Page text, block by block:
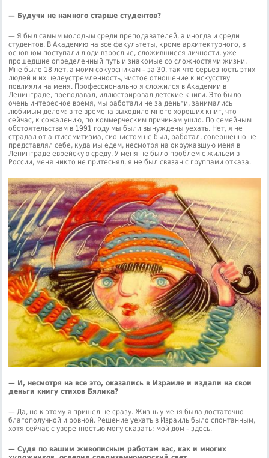
— Будучи не намного старше студентов?
— Я был самым молодым среди преподавателей, а иногда и среди
студентов. В Академию на все факультеты, кроме архитектурного, в
основном поступали люди взрослые, сложившиеся личности, уже
прошедшие определенный путь и знакомые со сложностями жизни.
Мне было 18 лет, а моим сокурсникам – за 30, так что серьезность этих
людей и их целеустремленность, чистое отношение к искусству
повлияли на меня. Профессионально я сложился в Академии в
Ленинграде, преподавал, иллюстрировал детские книги. Это было
очень интересное время, мы работали не за деньги, занимались
любимым делом: в те времена выходило много хороших книг, что
сейчас, к сожалению, по коммерческим причинам ушло. По семейным
обстоятельствам в 1991 году мы были вынуждены уехать. Нет, я не
страдал от антисемитизма, сионистом не был, работал, совершенно не
представлял себе, куда мы едем, несмотря на окружавшую меня в
Ленинграде еврейскую среду. У меня не было проблем с жильем в
России, меня никто не притеснял, я не был связан с группами отказа.
— И, несмотря на все это, оказались в Израиле и издали на свои
деньги книгу стихов Бялика?
— Да, но к этому я пришел не сразу. Жизнь у меня была достаточно
благополучной и ровной. Решение уехать в Израиль было спонтанным,
хотя сейчас с уверенностью могу сказать: мой дом – здесь.
— Судя по вашим живописным работам вас, как и многих